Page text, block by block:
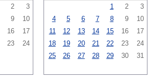
2
3
9
10
16
17
23
24
1
2
3
4
5 6 7 8 9
10
11
12 13 14 15 16
17
18
19 20 21 22 23
24
25
26 27 28 29 30 31